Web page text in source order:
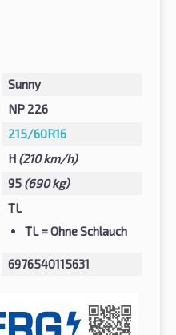
Sunny
NP 226
215/60R16
H (210 km/h)
95 (690 kg)
TL
TL= Ohne Schlauch
6976540115631